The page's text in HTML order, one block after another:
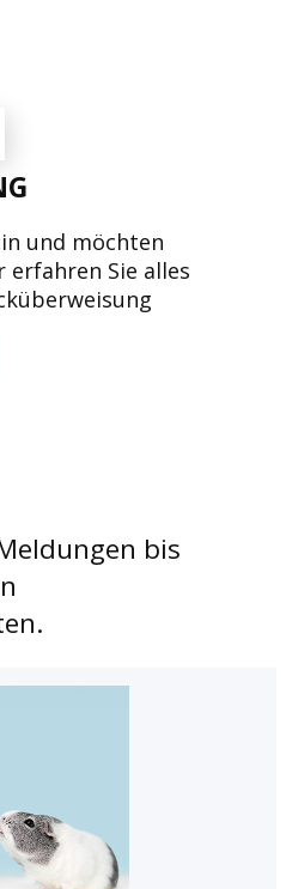
und möchten
erfahren Sie alles
bis